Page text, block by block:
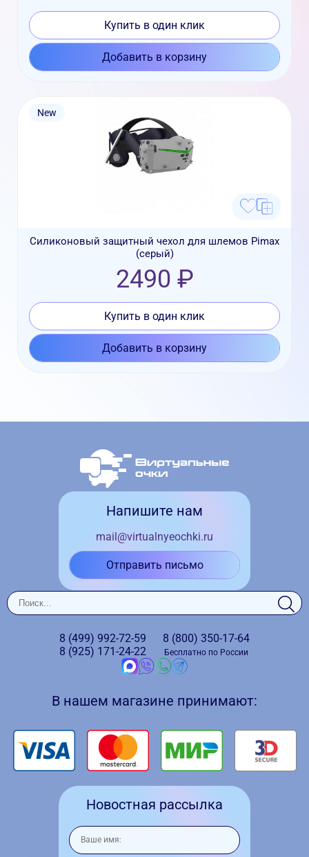
Купить в один клик
Добавить в корзину
New
Силиконовый защитный чехол для шлемов Pimax
(серый)
2490 ₽
Купить в один клик
Добавить в корзину
Напишите нам
mail@virtualnyeochki.ru
Отправить письмо
8 (499) 992-72-59
8 (925) 171-24-22
8 (800) 350-17-64
Бесплатно по России
В нашем магазине принимают:
Новостная рассылка